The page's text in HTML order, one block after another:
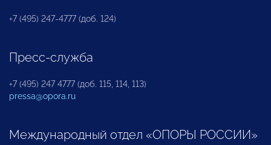
+7 (495) 247-4777 (доб. 124)
Пресс-служба
+7 (495) 247 4777 (доб. 115, 114, 113)
pressa@opora.ru
Международный отдел «ОПОРЫ РОССИИ»